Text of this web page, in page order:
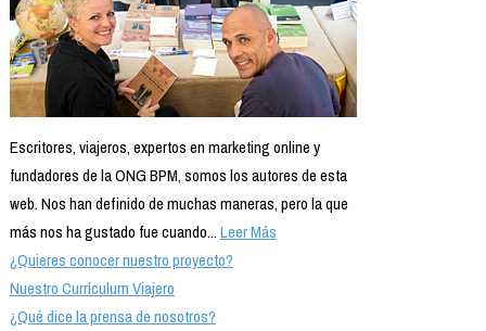
Escritores, viajeros, expertos en marketing online y
fundadores de la ONG BPM, somos los autores de esta
web. Nos han definido de muchas maneras, pero la que
más nos ha gustado fue cuando...Leer Más
¿Quieres conocer nuestro proyecto?
Nuestro Currículum Viajero
¿Qué dice la prensa de nosotros?